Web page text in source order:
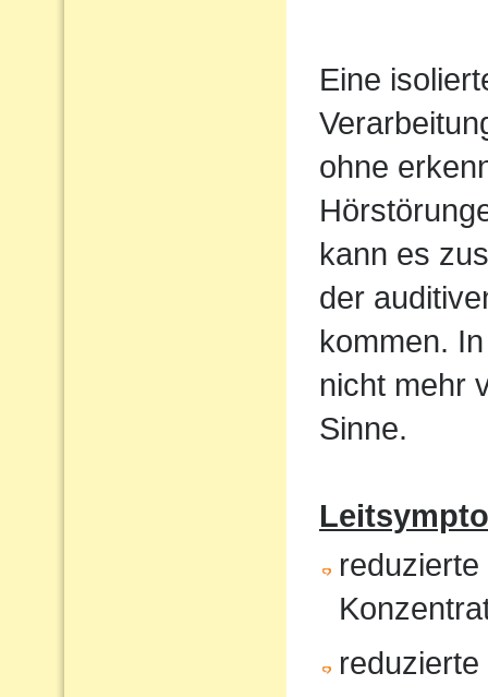
Eine
ohne
kann es
der
kommen.
nicht mehr
Sinne.